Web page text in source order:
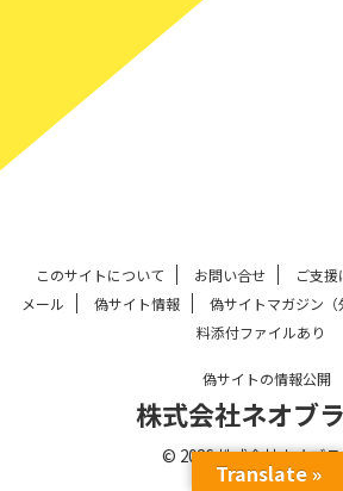
このサイトについて お問い合せ ご支
メール
偽サイト情報 偽サイトマガジン（
料添付ファイルあり
偽サイトの情報公開
株式会社ネオブ
© 2026 株式会社ネオブ
Translate »